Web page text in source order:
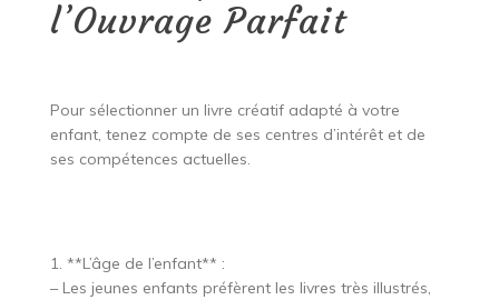
l’Ouvrage Parfait
Pour sélectionner un livre créatif adapté à votre
enfant, tenez compte de ses centres d’intérêt et de
ses compétences actuelles.
1. **L’âge de l’enfant** :
– Les jeunes enfants préfèrent les livres très illustrés,